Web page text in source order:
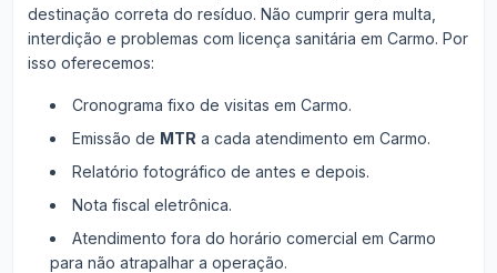
destinação correta do resíduo. Não cumprir gera multa,
interdição e problemas com licença sanitária em Carmo. Por
isso oferecemos:
Cronograma fixo de visitas em Carmo.
Emissão de MTR a cada atendimento em Carmo.
Relatório fotográfico de antes e depois.
Nota fiscal eletrônica.
Atendimento fora do horário comercial em Carmo
para não atrapalhar a operação.